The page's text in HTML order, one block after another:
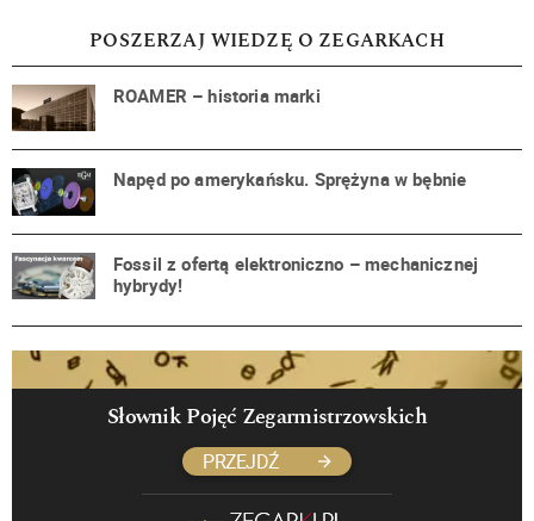
POSZERZAJ WIEDZĘ O ZEGARKACH
ROAMER – historia marki
Napęd po amerykańsku. Sprężyna w bębnie
Fossil z ofertą elektroniczno – mechanicznej
hybrydy!
Słownik Pojęć Zegarmistrzowskich
PRZEJDŹ